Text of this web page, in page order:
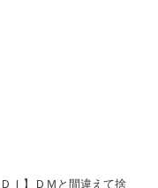
ＤＩ】ＤＭと間違えて捨